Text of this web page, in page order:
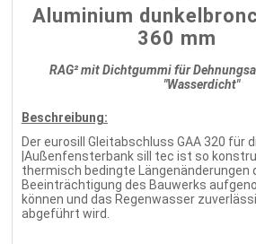
Aluminium
360 mm
RAG² mit Dichtgummi für
"Wasserdicht"
Beschreibung:
Der eurosill Gleitabschluss GAA 320 für
|Außenfensterbank sill tec ist so
thermisch bedingte Längenänderungen
Beeinträchtigung des Bauwerks
können und das Regenwasser
abgeführt wird.